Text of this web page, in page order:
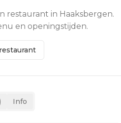
restaurant in Haaksbergen.
en openingstijden.
Info